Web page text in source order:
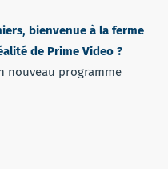
bienvenue à la ferme
de Prime Video ?
nouveau programme